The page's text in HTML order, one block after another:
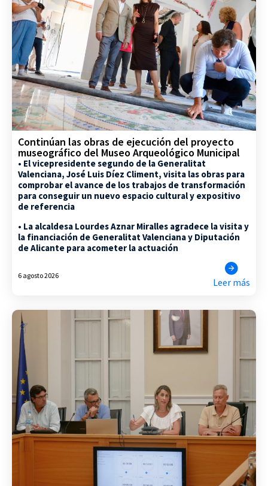
Continúan las obras de ejecución del proyecto
museográfico del Museo Arqueológico Municipal
• El vicepresidente segundo de la Generalitat
Valenciana, José Luis Díez Climent, visita las obras para
comprobar el avance de los trabajos de transformación
para conseguir un nuevo espacio cultural y expositivo
de referencia
• La alcaldesa Lourdes Aznar Miralles agradece la visita y
la financiación de Generalitat Valenciana y Diputación
de Alicante para acometer la actuación
6 agosto 2026
Leer más